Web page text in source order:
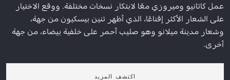
عمل كاتانيو وميروزي معًا لابتكار نسخات مختلفة. ووقع الاختيار
على الشعار الأكثر إقناعًا، الذي أظهر تنين بيسكيون من جهة،
وشعار مدينة ميلانو وهو صليب أحمر على خلفية بيضاء، من جهة
أخرى.
اكتشف المزيد